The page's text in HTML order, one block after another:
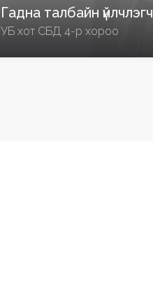
Гадна талбайн үйлчлэгч
УБ хот СБД 4-р хороо